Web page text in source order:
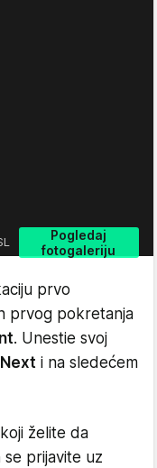
Pogledaj
fotogaleriju
prvo
prvog pokretanja
. Unestie svoj
Next i na sledećem
želite da
prijavite uz